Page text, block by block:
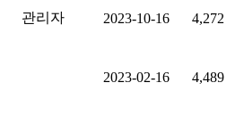
관리자 2023-10-16 4,272
2023-02-16 4,489